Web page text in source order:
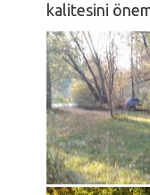
kalitesini